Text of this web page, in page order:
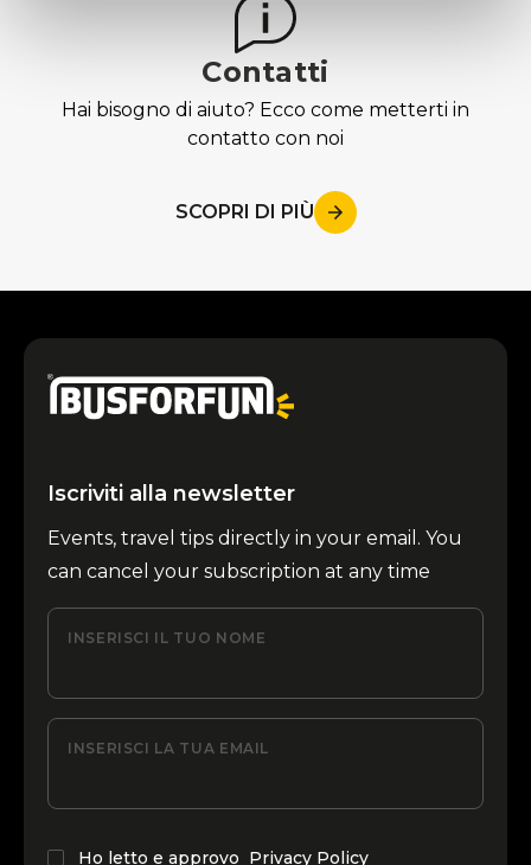
con altre informazioni che ha fornito loro o che hanno
raccolto dal suo utilizzo dei loro servizi.
Contatti
Hai bisogno di aiuto? Ecco come metterti in
contatto con noi
SCOPRI DI PIÙ
Iscriviti alla newsletter
Events, travel tips directly in your email. You
can cancel your subscription at any time
INSERISCI IL TUO NOME
INSERISCI LA TUA EMAIL
Ho letto e approvo Privacy Policy